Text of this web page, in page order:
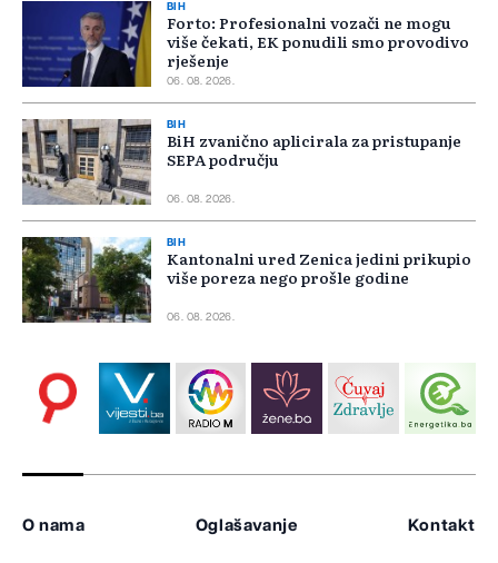
BIH
Forto: Profesionalni vozači ne mogu
više čekati, EK ponudili smo provodivo
rješenje
06. 08. 2026.
BIH
BiH zvanično aplicirala za pristupanje
SEPA području
06. 08. 2026.
BIH
Kantonalni ured Zenica jedini prikupio
više poreza nego prošle godine
06. 08. 2026.
O nama Oglašavanje Kontakt